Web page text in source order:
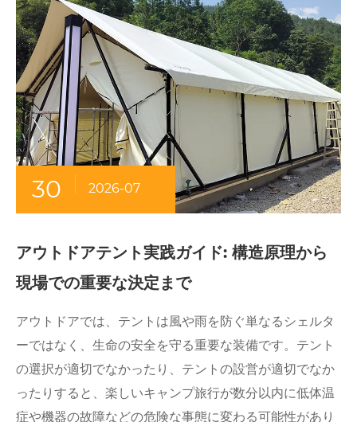
30 2026-07
アウトドアテント実践ガイド: 構造原理から
現場での重要な決定まで
アウトドアでは、テントは風や雨を防ぐ単なるシェルタ
ーではなく、生命の安全を守る重要な装備です。テント
の選択が適切でなかったり、テントの設営が適切でなか
ったりすると、楽しいキャンプ旅行が数分以内に低体温
症や機器の故障などの危険な事態に変わる可能性があり